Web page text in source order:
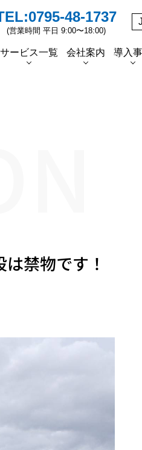
0795-48-1737
(営業時間 平日 9:00〜18:00)
サービス一覧 会社案内 導入
禁物です！